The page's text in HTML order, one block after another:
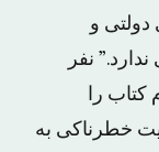
دولتی و
نفر
را
خطرناکی به